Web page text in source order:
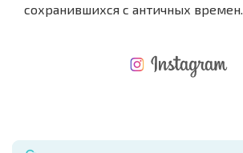
сохранившихся с античных времен.